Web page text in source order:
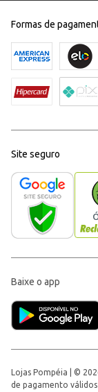
Formas de
Site seguro
Baixe o app
Lojas Pompéia | ©
de pagamento